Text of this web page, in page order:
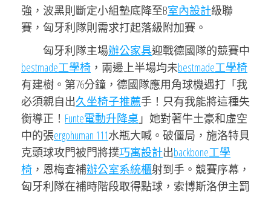
強，波黑則斷定小組墊底降至B室內設計級聯
賽，匈牙利隊則需求打起落級附加賽。
匈牙利隊主場辦公家具迎戰德國隊的競賽中
bestmade工學椅 ，兩邊上半場均未bestmade工學椅
有建樹。第76分鐘，德國隊應用角球機遇打「我
必須親自出久坐椅子推薦手！只有我能將這種失
衡導正！ Funte電動升降桌 」她對著牛土豪和虛空
中的張ergohuman 111水瓶大喊。破僵局，施洛特貝
克頭球攻門被門將撲巧寓設計出backbone工學
椅 ，恩梅查補辦公室系統櫃射到手。競賽序幕，
匈牙利隊在補時階段取得點球，索博斯洛伊主罰